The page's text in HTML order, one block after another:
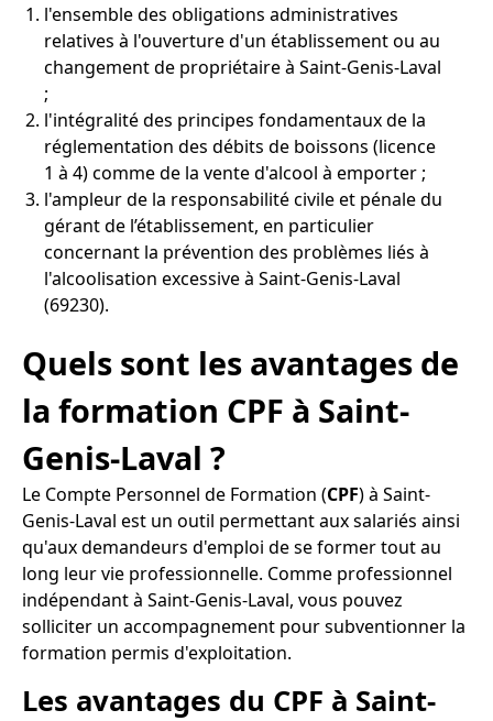
l'ensemble des obligations administratives
relatives à l'ouverture d'un établissement ou au
changement de propriétaire à Saint-Genis-Laval
;
l'intégralité des principes fondamentaux de la
réglementation des débits de boissons (licence
1 à 4) comme de la vente d'alcool à emporter ;
l'ampleur de la responsabilité civile et pénale du
gérant de l’établissement, en particulier
concernant la prévention des problèmes liés à
l'alcoolisation excessive à Saint-Genis-Laval
(69230).
Quels sont les avantages de
la formation CPF à Saint-
Genis-Laval ?
Le Compte Personnel de Formation (CPF) à Saint-
Genis-Laval est un outil permettant aux salariés ainsi
qu'aux demandeurs d'emploi de se former tout au
long leur vie professionnelle. Comme professionnel
indépendant à Saint-Genis-Laval, vous pouvez
solliciter un accompagnement pour subventionner la
formation permis d'exploitation.
Les avantages du CPF à Saint-